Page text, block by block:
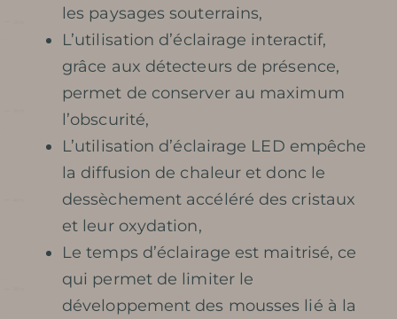
les paysages souterrains,
L’utilisation d’éclairage interactif,
grâce aux détecteurs de présence,
permet de conserver au maximum
l’obscurité,
L’utilisation d’éclairage LED empêche
la diffusion de chaleur et donc le
dessèchement accéléré des cristaux
et leur oxydation,
Le temps d’éclairage est maitrisé, ce
qui permet de limiter le
développement des mousses lié à la